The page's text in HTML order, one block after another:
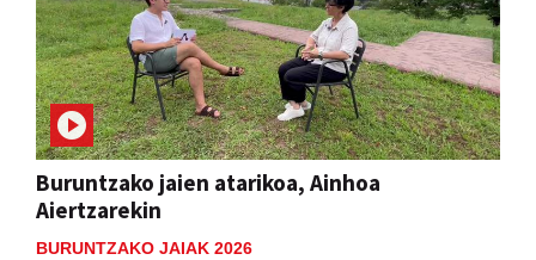
Buruntzako jaien atarikoa, Ainhoa
Aiertzarekin
BURUNTZAKO JAIAK 2026